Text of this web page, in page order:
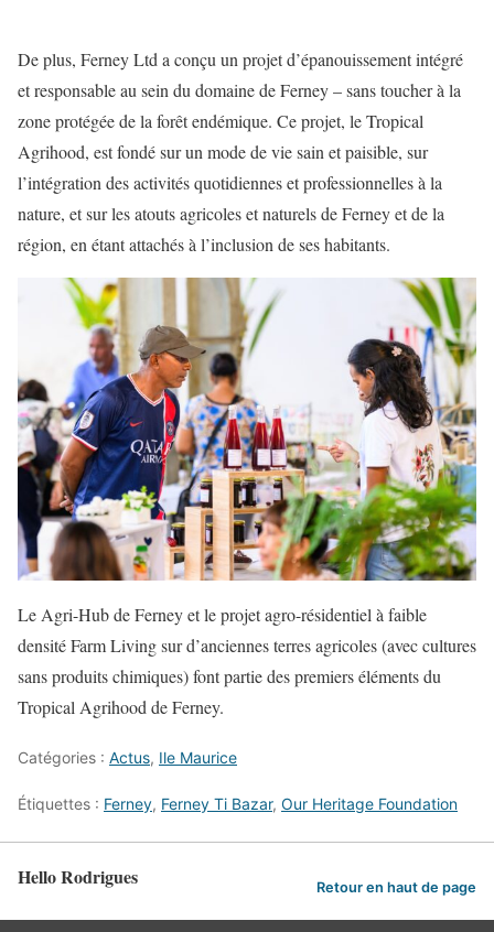
De plus, Ferney Ltd a conçu un projet d’épanouissement intégré
et responsable au sein du domaine de Ferney – sans toucher à la
zone protégée de la forêt endémique. Ce projet, le Tropical
Agrihood, est fondé sur un mode de vie sain et paisible, sur
l’intégration des activités quotidiennes et professionnelles à la
nature, et sur les atouts agricoles et naturels de Ferney et de la
région, en étant attachés à l’inclusion de ses habitants.
Le Agri-Hub de Ferney et le projet agro-résidentiel à faible
densité Farm Living sur d’anciennes terres agricoles (avec cultures
sans produits chimiques) font partie des premiers éléments du
Tropical Agrihood de Ferney.
Catégories : Actus, Ile Maurice
Étiquettes : Ferney, Ferney Ti Bazar, Our Heritage Foundation
Hello Rodrigues Retour en haut de page